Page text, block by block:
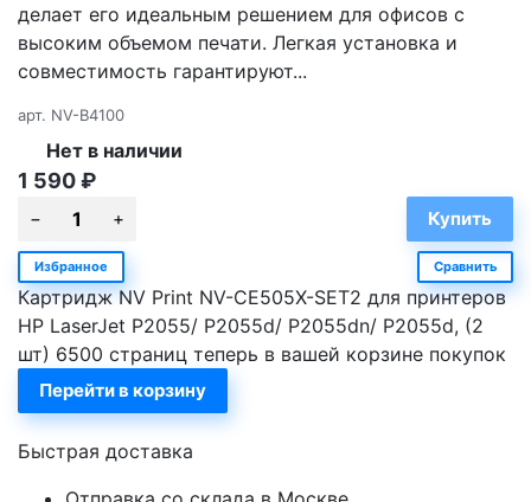
делает его идеальным решением для офисов с
высоким объемом печати. Легкая установка и
совместимость гарантируют...
арт. NV-B4100
Нет в наличии
1 590₽
Избранное Сравнить
Картридж NV Print NV-CE505X-SET2 для принтеров
HP LaserJet P2055/ P2055d/ P2055dn/ P2055d, (2
шт) 6500 страниц теперь в вашей корзине покупок
Перейти в корзину
Быстрая доставка